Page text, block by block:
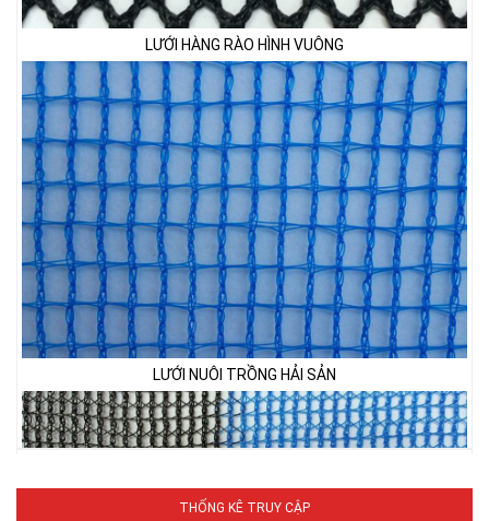
LƯỚI NUÔI TRỒNG HẢI SẢN
THỐNG KÊ TRUY CẬP